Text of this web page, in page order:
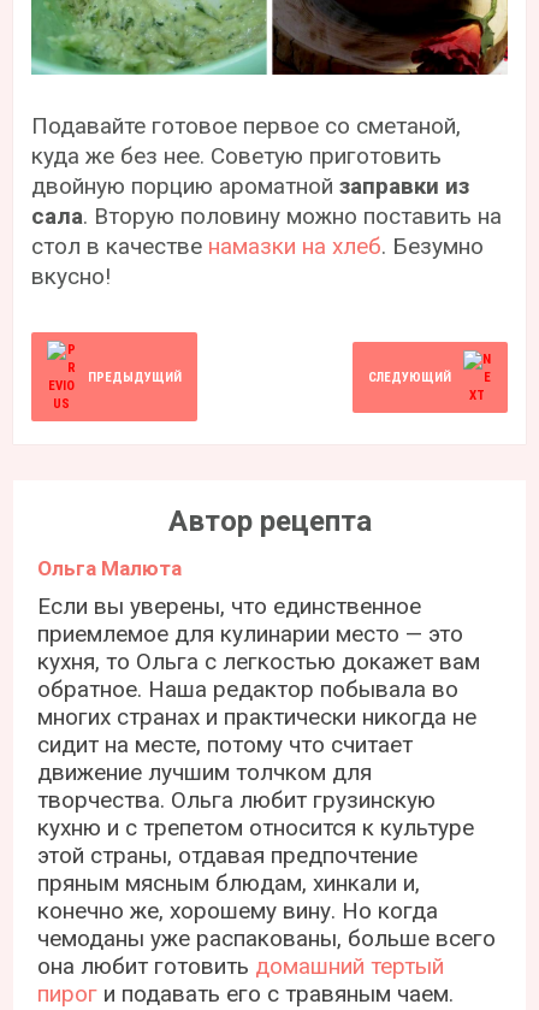
Подавайте готовое первое со сметаной,
куда же без нее. Советую приготовить
двойную порцию ароматнойзаправки из
сала. Вторую половину можно поставить на
стол в качестве намазки на хлеб. Безумно
вкусно!
ПРЕДЫДУЩИЙ СЛЕДУЮЩИЙ
Автор рецепта
Ольга Малюта
Если вы уверены, что единственное
приемлемое для кулинарии место — это
кухня, то Ольга с легкостью докажет вам
обратное. Наша редактор побывала во
многих странах и практически никогда не
сидит на месте, потому что считает
движение лучшим толчком для
творчества. Ольга любит грузинскую
кухню и с трепетом относится к культуре
этой страны, отдавая предпочтение
пряным мясным блюдам, хинкали и,
конечно же, хорошему вину. Но когда
чемоданы уже распакованы, больше всего
она любит готовить домашний тертый
пирог и подавать его с травяным чаем.